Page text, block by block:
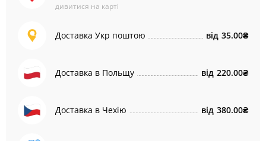
дивитися на карті
Доставка Укр поштою від 35.00₴
Доставка в Польщу від 220.00₴
Доставка в Чехію від 380.00₴